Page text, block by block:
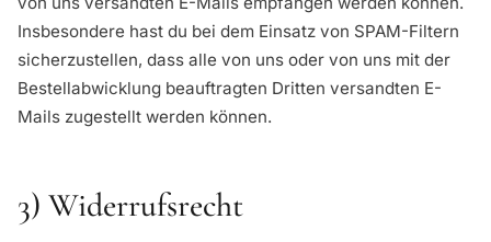
Insbesondere hast du bei dem Einsatz von SPAM-Filtern
sicherzustellen, dass alle von uns oder von uns mit der
Bestellabwicklung beauftragten Dritten versandten E-
Mails zugestellt werden können.
3) Widerrufsrecht